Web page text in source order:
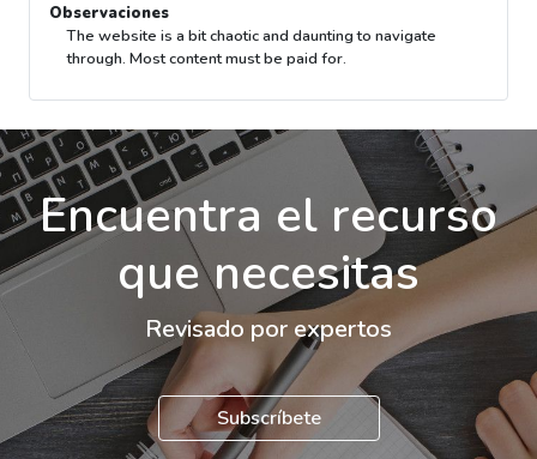
Observaciones
The website is a bit chaotic and daunting to navigate
through. Most content must be paid for.
Encuentra el recurso
que necesitas
Revisado por expertos
Subscríbete